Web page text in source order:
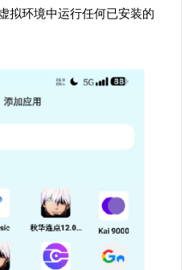
拟环境中运行任何已安装的